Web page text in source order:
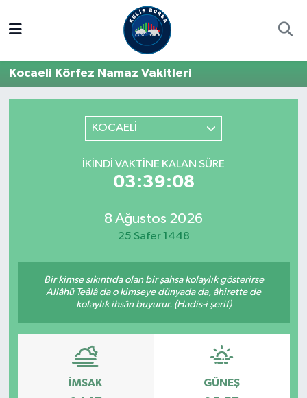
Kocaeli Körfez Namaz Vakitleri
KOCAELİ
İKINDI VAKTINE KALAN SÜRE
03:39:08
8 Ağustos 2026
25 Safer 1448
Bir kimse sıkıntıda olan bir şahsa kolaylık gösterirse
Allâhü Teâlâ da o kimseye dünyada da, âhirette de
kolaylık ihsân buyurur. (Hadis-i şerif)
İMSAK GÜNEŞ
Hisse Yorumu
Kulis Haber
Halka Arzlar
Trafik Durumu
Süper Lig Puan Durumu ve Fikstür
Tüm Manşetler